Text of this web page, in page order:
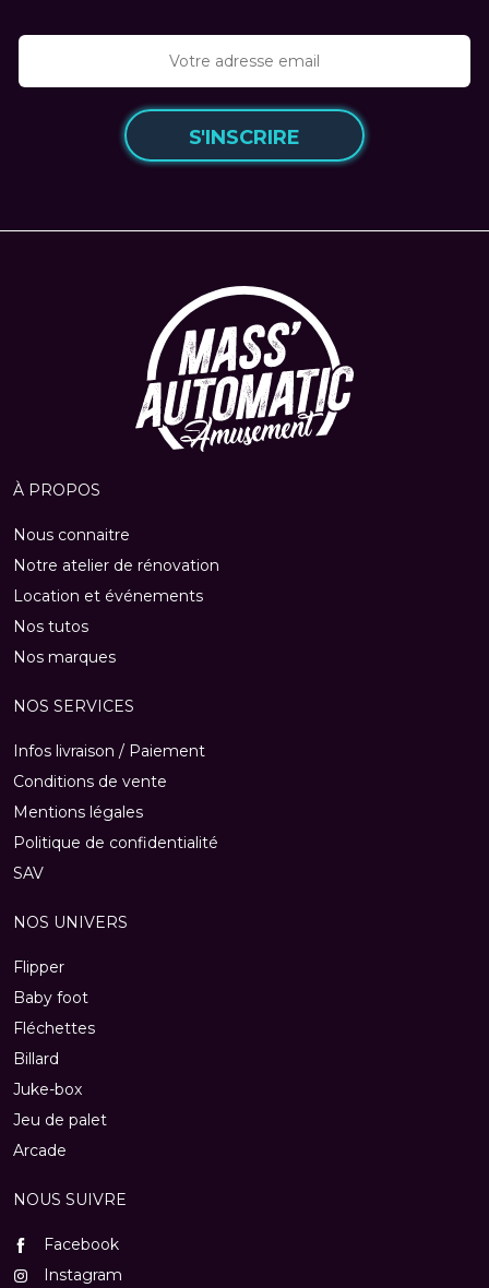
S'INSCRIRE
À PROPOS
Nous connaitre
Notre atelier de rénovation
Location et événements
Nos tutos
Nos marques
NOS SERVICES
Infos livraison / Paiement
Conditions de vente
Mentions légales
Politique de confidentialité
SAV
NOS UNIVERS
Flipper
Baby foot
Fléchettes
Billard
Juke-box
Jeu de palet
Arcade
NOUS SUIVRE
Facebook
Instagram